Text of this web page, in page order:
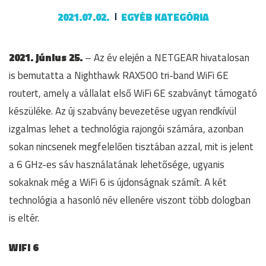
2021.07.02. EGYÉB KATEGÓRIA
2021. június 25.– Az év elején a NETGEAR hivatalosan
is bemutatta a Nighthawk RAX500 tri-band WiFi 6E
routert, amely a vállalat első WiFi 6E szabványt támogató
készüléke. Az új szabvány bevezetése ugyan rendkívül
izgalmas lehet a technológia rajongói számára, azonban
sokan nincsenek megfelelően tisztában azzal, mit is jelent
a 6 GHz-es sáv használatának lehetősége, ugyanis
sokaknak még a WiFi 6 is újdonságnak számít. A két
technológia a hasonló név ellenére viszont több dologban
is eltér.
WiFi 6